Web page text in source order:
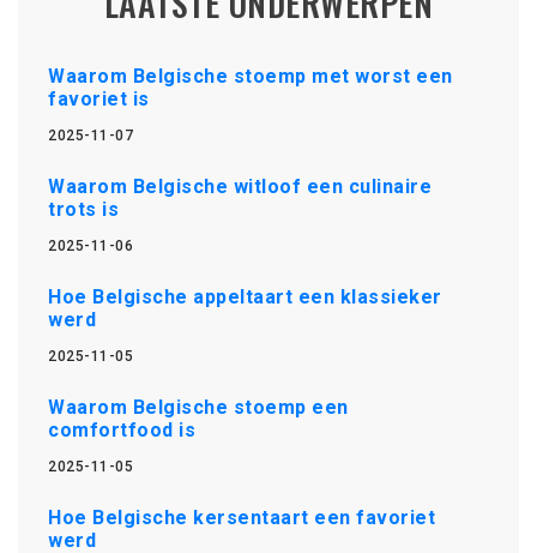
Waarom Belgische stoemp met worst een
favoriet is
2025-11-07
Waarom Belgische witloof een culinaire
trots is
2025-11-06
Hoe Belgische appeltaart een klassieker
werd
2025-11-05
Waarom Belgische stoemp een
comfortfood is
2025-11-05
Hoe Belgische kersentaart een favoriet
werd